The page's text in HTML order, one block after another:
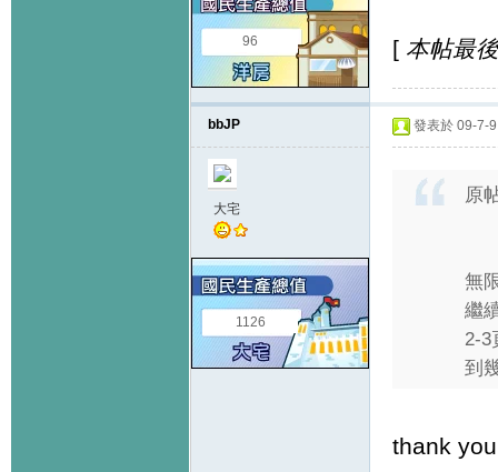
96 [ 本帖最
bbJP
大宅
1126
發表於 09-7-
原
無
繼
2-3
到
thank